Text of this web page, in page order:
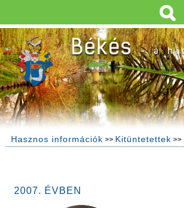
Hasznos információk >> Kitüntetettek >>
2007. ÉVBEN